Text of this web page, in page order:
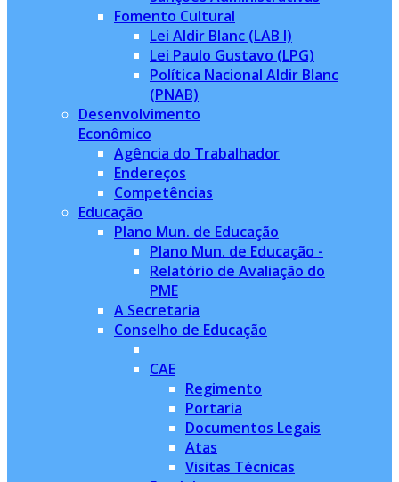
Fomento Cultural
Lei Aldir Blanc (LAB I)
Lei Paulo Gustavo (LPG)
Política Nacional Aldir Blanc
(PNAB)
Desenvolvimento
Econômico
Agência do Trabalhador
Endereços
Competências
Educação
Plano Mun. de Educação
Plano Mun. de Educação -
Relatório de Avaliação do
PME
A Secretaria
Conselho de Educação
CAE
Regimento
Portaria
Documentos Legais
Atas
Visitas Técnicas